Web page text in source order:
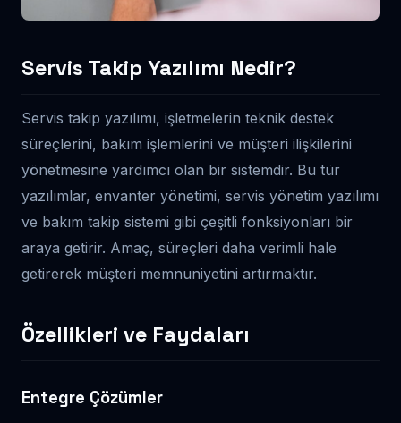
Servis Takip Yazılımı Nedir?
Servis takip yazılımı, işletmelerin teknik destek
süreçlerini, bakım işlemlerini ve müşteri ilişkilerini
yönetmesine yardımcı olan bir sistemdir. Bu tür
yazılımlar, envanter yönetimi, servis yönetim yazılımı
ve bakım takip sistemi gibi çeşitli fonksiyonları bir
araya getirir. Amaç, süreçleri daha verimli hale
getirerek müşteri memnuniyetini artırmaktır.
Özellikleri ve Faydaları
Entegre Çözümler